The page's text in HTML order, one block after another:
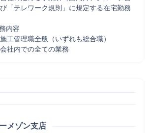
「テレワーク規則」に規定する在宅勤務
内容
工管理職全般（いずれも総合職）
社内での全ての業務
メゾン支店